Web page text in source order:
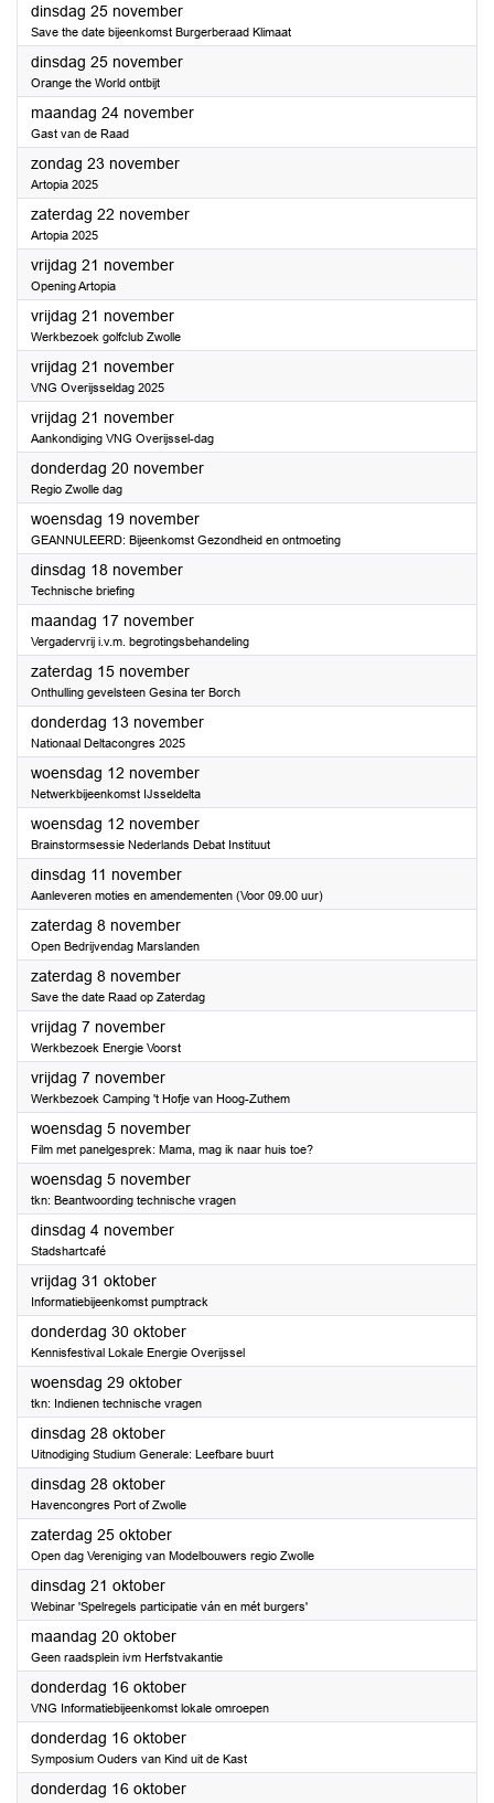
dinsdag 25 november2025
Save the date bijeenkomst Burgerberaad Klimaat
dinsdag 25 november2025
Orange the World ontbijt
maandag 24 november2025
Gast van de Raad
zondag 23 november2025
Artopia 2025
zaterdag 22 november2025
Artopia 2025
vrijdag 21 november2025
Opening Artopia
vrijdag 21 november2025
Werkbezoek golfclub Zwolle
vrijdag 21 november2025
VNG Overijsseldag 2025
vrijdag 21 november2025
Aankondiging VNG Overijssel-dag
donderdag 20 november2025
Regio Zwolle dag
woensdag 19 november2025
GEANNULEERD: Bijeenkomst Gezondheid en ontmoeting
dinsdag 18 november2025
Technische briefing
maandag 17 november2025
Vergadervrij i.v.m. begrotingsbehandeling
zaterdag 15 november2025
Onthulling gevelsteen Gesina ter Borch
donderdag 13 november2025
Nationaal Deltacongres 2025
woensdag 12 november2025
Netwerkbijeenkomst IJsseldelta
woensdag 12 november2025
Brainstormsessie Nederlands Debat Instituut
dinsdag 11 november2025
Aanleveren moties en amendementen (Voor 09.00 uur)
zaterdag 8 november2025
Open Bedrijvendag Marslanden
zaterdag 8 november2025
Save the date Raad op Zaterdag
vrijdag 7 november2025
Werkbezoek Energie Voorst
vrijdag 7 november2025
Werkbezoek Camping 't Hofje van Hoog-Zuthem
woensdag 5 november2025
Film met panelgesprek: Mama, mag ik naar huis toe?
woensdag 5 november2025
tkn: Beantwoording technische vragen
dinsdag 4 november2025
Stadshartcafé
vrijdag 31 oktober2025
Informatiebijeenkomst pumptrack
donderdag 30 oktober2025
Kennisfestival Lokale Energie Overijssel
woensdag 29 oktober2025
tkn: Indienen technische vragen
dinsdag 28 oktober2025
Uitnodiging Studium Generale: Leefbare buurt
dinsdag 28 oktober2025
Havencongres Port of Zwolle
zaterdag 25 oktober2025
Open dag Vereniging van Modelbouwers regio Zwolle
dinsdag 21 oktober2025
Webinar 'Spelregels participatie ván en mét burgers'
maandag 20 oktober2025
Geen raadsplein ivm Herfstvakantie
donderdag 16 oktober2025
VNG Informatiebijeenkomst lokale omroepen
donderdag 16 oktober2025
Symposium Ouders van Kind uit de Kast
donderdag 16 oktober2025